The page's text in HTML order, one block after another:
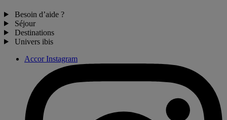
Besoin d’aide ?
Séjour
Destinations
Univers ibis
Accor Instagram